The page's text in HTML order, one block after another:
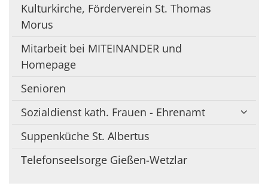
Kulturkirche, Förderverein St. Thomas
Morus
Mitarbeit bei MITEINANDER und
Homepage
Senioren
Sozialdienst kath. Frauen - Ehrenamt
Suppenküche St. Albertus
Telefonseelsorge Gießen-Wetzlar